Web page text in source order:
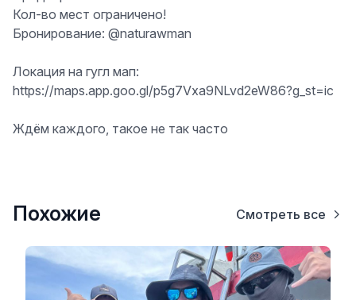
Кол-во мест ограничено!
Бронирование: @naturawman
Локация на гугл мап:
https://maps.app.goo.gl/p5g7Vxa9NLvd2eW86?g_st=ic
Ждём каждого, такое не так часто
Похожие Смотреть все